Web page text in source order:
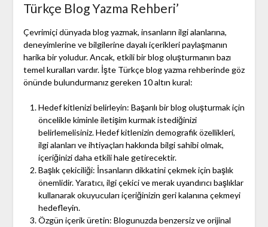
Türkçe Blog Yazma Rehberi’
Çevrimiçi dünyada blog yazmak, insanların ilgi alanlarına,
deneyimlerine ve bilgilerine dayalı içerikleri paylaşmanın
harika bir yoludur. Ancak, etkili bir blog oluşturmanın bazı
temel kuralları vardır. İşte Türkçe blog yazma rehberinde göz
önünde bulundurmanız gereken 10 altın kural:
Hedef kitlenizi belirleyin: Başarılı bir blog oluşturmak için
öncelikle kiminle iletişim kurmak istediğinizi
belirlemelisiniz. Hedef kitlenizin demografik özellikleri,
ilgi alanları ve ihtiyaçları hakkında bilgi sahibi olmak,
içeriğinizi daha etkili hale getirecektir.
Başlık çekiciliği: İnsanların dikkatini çekmek için başlık
önemlidir. Yaratıcı, ilgi çekici ve merak uyandırıcı başlıklar
kullanarak okuyucuları içeriğinizin geri kalanına çekmeyi
hedefleyin.
Özgün içerik üretin: Blogunuzda benzersiz ve orijinal